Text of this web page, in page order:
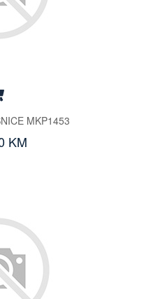
MKP1453
KM